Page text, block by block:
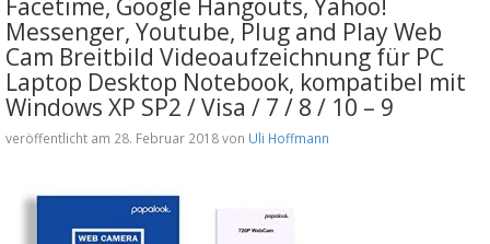
Messenger, Youtube, Plug and Play Web
Cam Breitbild Videoaufzeichnung für PC
Laptop Desktop Notebook, kompatibel mit
Windows XP SP2 / Visa / 7 / 8 / 10 – 9
veröffentlicht am 28. Februar 2018 von Uli Hoffmann